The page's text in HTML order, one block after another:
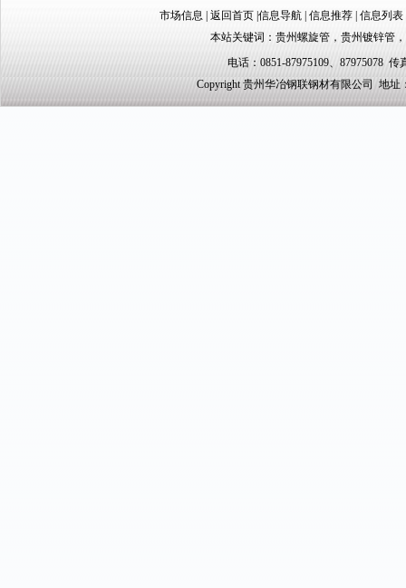
市场信息 返回首页| 信息导航| 信息推荐| 信息列表
本站关键词： 贵州螺旋管 ， 贵州镀锌管 ，
电话：0851-87975109、87975078
Copyright 贵州华冶钢联钢材有限公司 地